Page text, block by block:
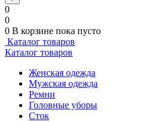
0
0
0 В корзине пока пусто
Каталог товаров
Каталог товаров
Женская одежда
Мужская одежда
Ремни
Головные уборы
Сток